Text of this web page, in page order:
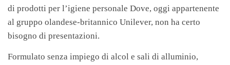
di prodotti per l’igiene personale Dove, oggi appartenente
al gruppo olandese-britannico Unilever, non ha certo
bisogno di presentazioni.
Formulato senza impiego di alcol e sali di alluminio,